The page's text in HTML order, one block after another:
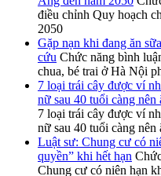
điều chỉnh Quy hoạch
2050
Gặp nạn khi đang ăn
cứu Chức năng bình
chua, bé trai ở Hà Nội
7 loại trái cây được ví
nữ sau 40 tuổi càng nên
7 loại trái cây được ví
nữ sau 40 tuổi càng nên
Luật sư: Chung cư có
quyền” khi hết hạn
Chung cư có niên hạn